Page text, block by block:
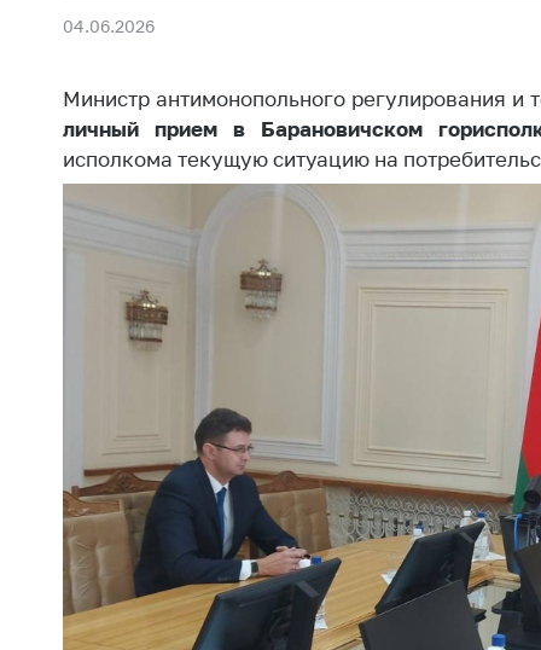
совет
Награждения
Белорусская
универсальная
товарная биржа
Общественная
жизнь
Идеологическая
работа
Официальные
геральдические
символы
5 лет МАРТ
Деятельность
Ценовая политика
Антимонопольное
орган
Важное
цен
04.06.2026
Министр антимонопольного регулирования и
личный прием в Барановичском
исполкома текущую ситуацию на